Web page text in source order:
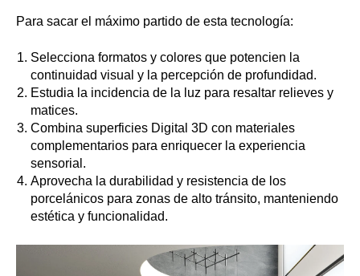
Para sacar el máximo partido de esta tecnología:
Selecciona formatos y colores que potencien la
continuidad visual y la percepción de profundidad.
Estudia la incidencia de la luz para resaltar relieves y
matices.
Combina superficies Digital 3D con materiales
complementarios para enriquecer la experiencia
sensorial.
Aprovecha la durabilidad y resistencia de los
porcelánicos para zonas de alto tránsito, manteniendo
estética y funcionalidad.